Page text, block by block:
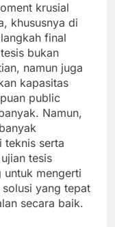
krusial
khususnya di
final
bukan
namun juga
kapasitas
public
Namun,
teknis serta
tesis
untuk mengerti
yang tepat
secara baik.